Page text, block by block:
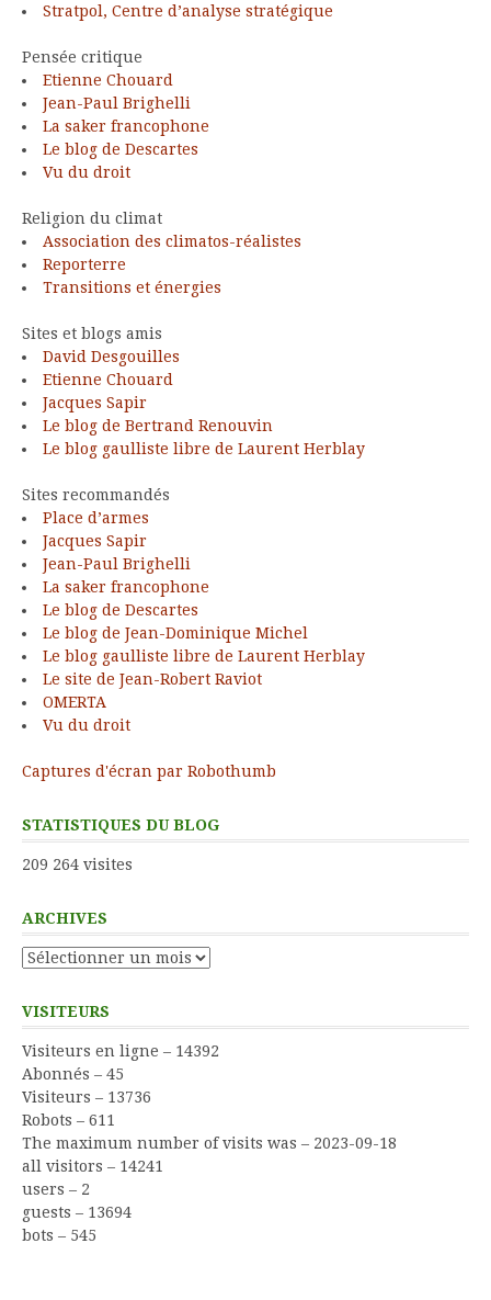
Stratpol, Centre d’analyse stratégique
Pensée critique
Etienne Chouard
Jean-Paul Brighelli
La saker francophone
Le blog de Descartes
Vu du droit
Religion du climat
Association des climatos-réalistes
Reporterre
Transitions et énergies
Sites et blogs amis
David Desgouilles
Etienne Chouard
Jacques Sapir
Le blog de Bertrand Renouvin
Le blog gaulliste libre de Laurent Herblay
Sites recommandés
Place d’armes
Jacques Sapir
Jean-Paul Brighelli
La saker francophone
Le blog de Descartes
Le blog de Jean-Dominique Michel
Le blog gaulliste libre de Laurent Herblay
Le site de Jean-Robert Raviot
OMERTA
Vu du droit
Captures d'écran par Robothumb
STATISTIQUES DU BLOG
209 264 visites
ARCHIVES
Archives
VISITEURS
Visiteurs en ligne – 14392
Abonnés – 45
Visiteurs – 13736
Robots – 611
The maximum number of visits was – 2023-09-18
all visitors – 14241
users – 2
guests – 13694
bots – 545